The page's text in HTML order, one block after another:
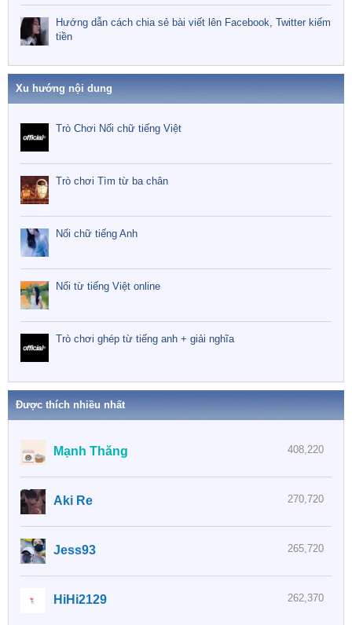
Hướng dẫn cách chia sẻ bài viết lên Facebook, Twitter kiếm
tiền
Xu hướng nội dung
Trò Chơi Nối chữ tiếng Việt
Trò chơi Tìm từ ba chân
Nối chữ tiếng Anh
Nối từ tiếng Việt online
Trò chơi ghép từ tiếng anh + giải nghĩa
Được thích nhiều nhất
408,220
Mạnh Thăng
270,720
Aki Re
265,720
Jess93
262,370
HiHi2129